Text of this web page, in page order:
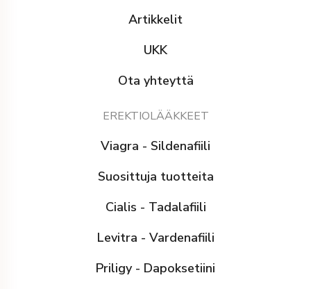
Artikkelit
UKK
Ota yhteyttä
EREKTIOLÄÄKKEET
Viagra - Sildenafiili
Suosittuja tuotteita
Cialis - Tadalafiili
Levitra - Vardenafiili
Priligy - Dapoksetiini